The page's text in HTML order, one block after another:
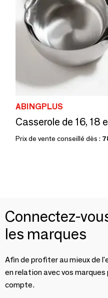
ABINGPLUS
Prix de vente conseillé dès :
Connectez-
les marques
Afin de profiter au mieux de
en relation avec vos
compte.